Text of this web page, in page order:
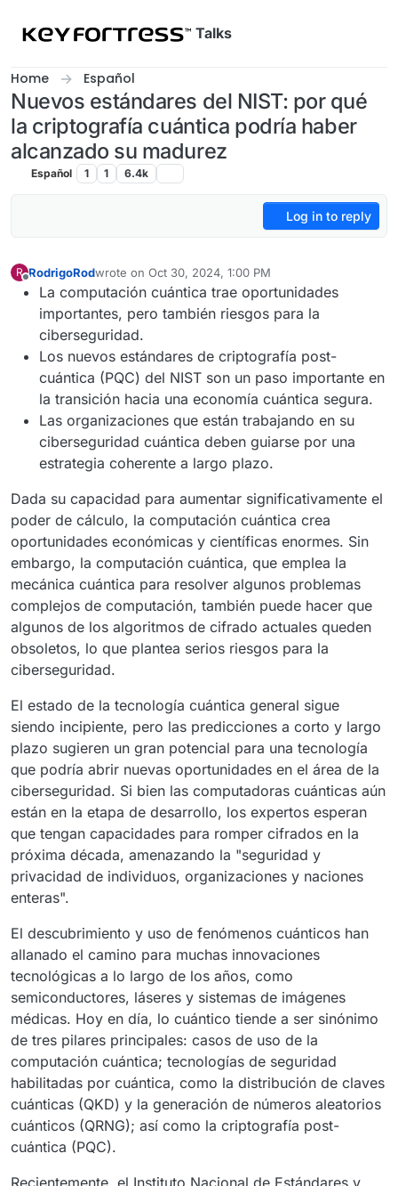
Talks
Home Español
Nuevos estándares del NIST: por qué
la criptografía cuántica podría haber
alcanzado su madurez
Español 1 1 6.4k
Log in to reply
R
Offline
RodrigoRodwrote on Oct 30, 2024, 1:00 PM
last edited by
La computación cuántica trae oportunidades
importantes, pero también riesgos para la
ciberseguridad.
Los nuevos estándares de criptografía post-
cuántica (PQC) del NIST son un paso importante en
la transición hacia una economía cuántica segura.
Las organizaciones que están trabajando en su
ciberseguridad cuántica deben guiarse por una
estrategia coherente a largo plazo.
Dada su capacidad para aumentar significativamente el
poder de cálculo, la computación cuántica crea
oportunidades económicas y científicas enormes. Sin
embargo, la computación cuántica, que emplea la
mecánica cuántica para resolver algunos problemas
complejos de computación, también puede hacer que
algunos de los algoritmos de cifrado actuales queden
obsoletos, lo que plantea serios riesgos para la
ciberseguridad.
El estado de la tecnología cuántica general sigue
siendo incipiente, pero las predicciones a corto y largo
plazo sugieren un gran potencial para una tecnología
que podría abrir nuevas oportunidades en el área de la
ciberseguridad. Si bien las computadoras cuánticas aún
están en la etapa de desarrollo, los expertos esperan
que tengan capacidades para romper cifrados en la
próxima década, amenazando la "seguridad y
privacidad de individuos, organizaciones y naciones
enteras".
El descubrimiento y uso de fenómenos cuánticos han
allanado el camino para muchas innovaciones
tecnológicas a lo largo de los años, como
semiconductores, láseres y sistemas de imágenes
médicas. Hoy en día, lo cuántico tiende a ser sinónimo
de tres pilares principales: casos de uso de la
computación cuántica; tecnologías de seguridad
habilitadas por cuántica, como la distribución de claves
cuánticas (QKD) y la generación de números aleatorios
cuánticos (QRNG); así como la criptografía post-
cuántica (PQC).
Recientemente, el Instituto Nacional de Estándares y